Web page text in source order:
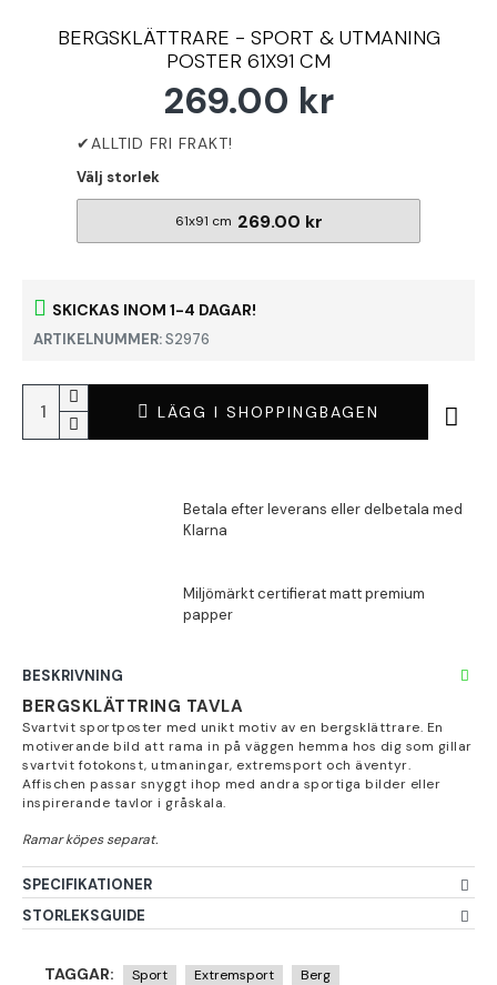
BERGSKLÄTTRARE - SPORT & UTMANING
POSTER 61X91 CM
SKICKAS INOM 1-4 DAGAR!
ARTIKELNUMMER:S2976
269.00 kr
Välj storlek
61x91 cm 269.00 kr
LÄGG I SHOPPINGBAGEN
BESKRIVNING
BERGSKLÄTTRING TAVLA
Svartvit sportposter med unikt motiv av en bergsklättrare. En
motiverande bild att rama in på väggen hemma hos dig som gillar
svartvit fotokonst, utmaningar, extremsport och äventyr.
Affischen passar snyggt ihop med andra sportiga bilder eller
inspirerande tavlor i gråskala.
SPECIFIKATIONER
STORLEKSGUIDE
TAGGAR: Sport Extremsport Berg